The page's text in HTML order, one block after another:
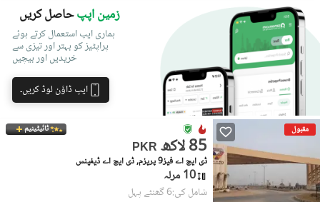
زمین اپپحاصل کریں
ہماری ایپ استعمال کرتے ہوئے
پراپٹیز کو بہتر اور تیزی سے
خریدیں اور بیچیں
ایپ ڈاؤن لوڈ کریں۔
مقبول ٹائیٹینیم
PKR 85 لاکھ
ڈی ایچ اے فیز9 پریزم, ڈی ایچ اے ڈیفینس
10 مرلہ
شامل کی:6 گھنٹے پہل